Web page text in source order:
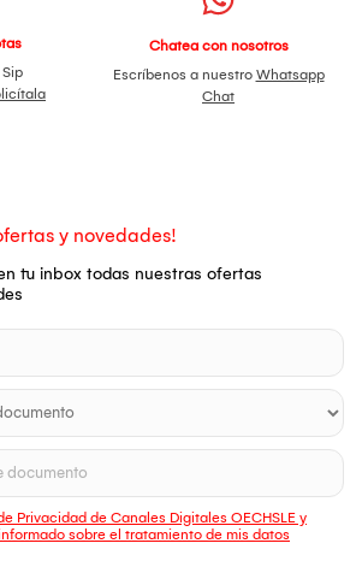
Chatea con nosotros
Escríbenos a nuestro Whatsapp
Chat
y novedades!
tu inbox todas nuestras ofertas
Privacidad de Canales Digitales OECHSLE y
sobre el tratamiento de mis datos